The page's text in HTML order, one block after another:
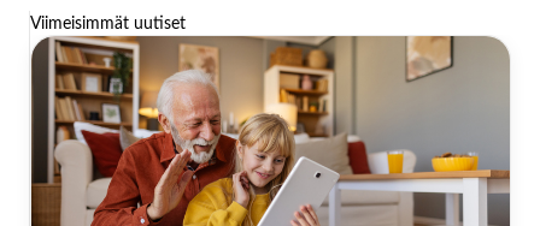
Viimeisimmät uutiset